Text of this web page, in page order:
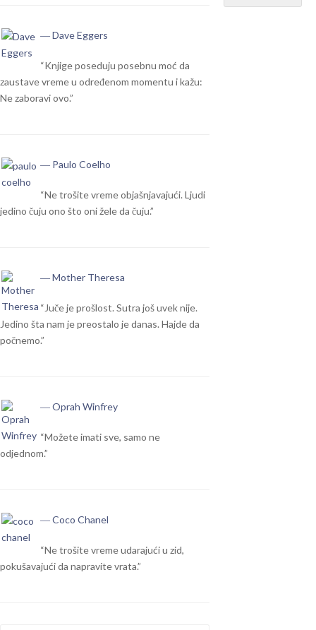
― Dave Eggers
“Knjige poseduju posebnu moć da
zaustave vreme u određenom momentu i kažu:
Ne zaboravi ovo.”
― Paulo Coelho
“Ne trošite vreme objašnjavajući. Ljudi
jedino čuju ono što oni žele da čuju.”
― Mother Theresa
“Juče je prošlost. Sutra još uvek nije.
Jedino šta nam je preostalo je danas. Hajde da
počnemo.”
― Oprah Winfrey
“Možete imati sve, samo ne
odjednom.”
― Coco Chanel
“Ne trošite vreme udarajući u zid,
pokušavajući da napravite vrata.”